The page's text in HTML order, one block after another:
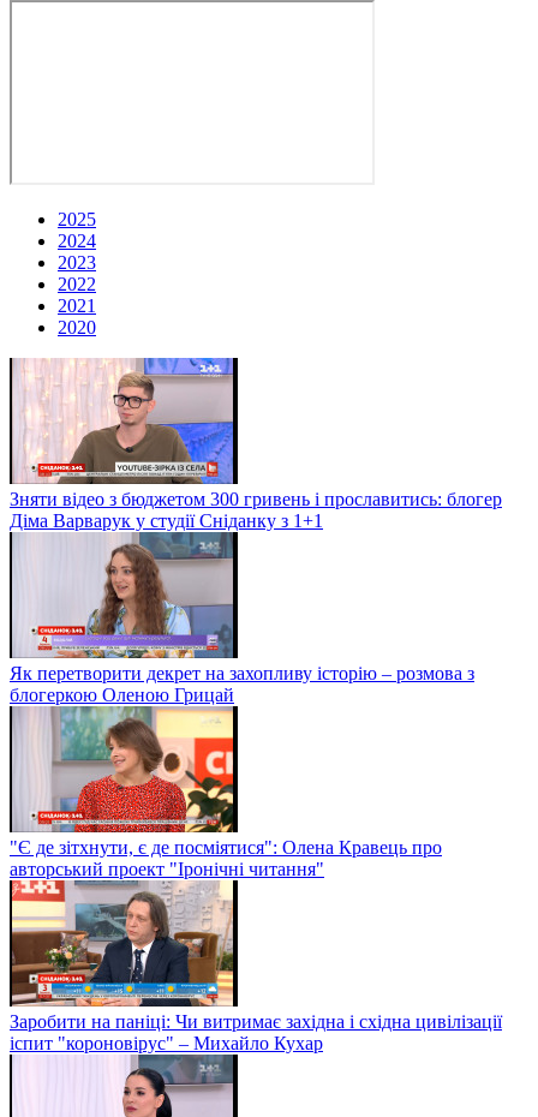
2025
2024
2023
2022
2021
2020
Зняти відео з бюджетом 300 гривень і прославитись: блогер
Діма Варварук у студії Сніданку з 1+1
Як перетворити декрет на захопливу історію – розмова з
блогеркою Оленою Грицай
"Є де зітхнути, є де посміятися": Олена Кравець про
авторський проект "Іронічні читання"
Заробити на паніці: Чи витримає західна і східна цивілізації
іспит "короновірус" – Михайло Кухар